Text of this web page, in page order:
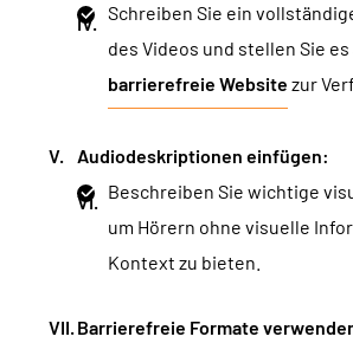
Schreiben Sie ein
des Videos und stellen Sie
barrierefreie Website zur
Audiodeskriptionen einfügen:
Beschreiben Sie wichtige
um Hörern ohne visuelle
Kontext zu bieten.
Barrierefreie Formate